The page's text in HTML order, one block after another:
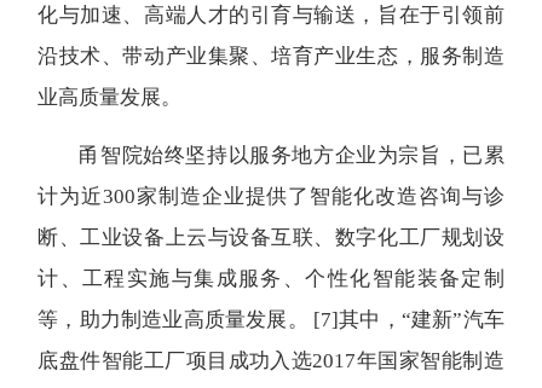
化与加速、高端人才的引育与输送，旨在于引领前
沿技术、带动产业集聚、培育产业生态，服务制造
业高质量发展。
甬智院始终坚持以服务地方企业为宗旨，已累
计为近300家制造企业提供了智能化改造咨询与诊
断、工业设备上云与设备互联、数字化工厂规划设
计、工程实施与集成服务、个性化智能装备定制
等，助力制造业高质量发展。
[7]其中，“建新”汽车
底盘件智能工厂项目成功入选2017年国家智能制造